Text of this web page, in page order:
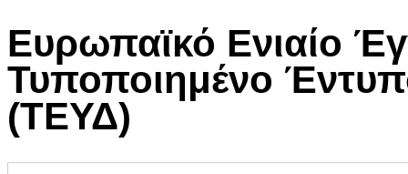
Ευρωπαϊκό Ενιαίο
Τυποποιημένο
(ΤΕΥΔ)